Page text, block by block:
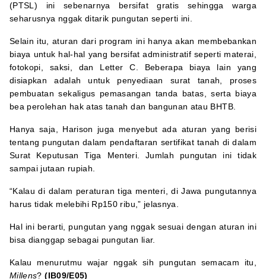
(PTSL) ini sebenarnya bersifat gratis sehingga warga
seharusnya nggak ditarik pungutan seperti ini.
Selain itu, aturan dari program ini hanya akan membebankan
biaya untuk hal-hal yang bersifat administratif seperti materai,
fotokopi, saksi, dan Letter C. Beberapa biaya lain yang
disiapkan adalah untuk penyediaan surat tanah, proses
pembuatan sekaligus pemasangan tanda batas, serta biaya
bea perolehan hak atas tanah dan bangunan atau BHTB.
Hanya saja, Harison juga menyebut ada aturan yang berisi
tentang pungutan dalam pendaftaran sertifikat tanah di dalam
Surat Keputusan Tiga Menteri. Jumlah pungutan ini tidak
sampai jutaan rupiah.
“Kalau di dalam peraturan tiga menteri, di Jawa pungutannya
harus tidak melebihi Rp150 ribu,” jelasnya.
Hal ini berarti, pungutan yang nggak sesuai dengan aturan ini
bisa dianggap sebagai pungutan liar.
Kalau menurutmu wajar nggak sih pungutan semacam itu,
Millens?(IB09/E05)